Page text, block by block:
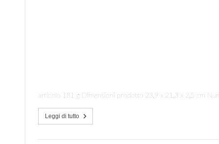
articolo 181 g Dimensioni prodotto 23,9 x 21,3 x 2,5 cm
Leggi di tutto